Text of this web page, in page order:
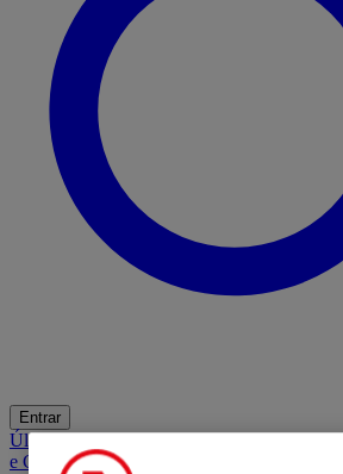
Entrar
ÚltimasMercadoOpiniãoiGaming HubA
e Cabelo